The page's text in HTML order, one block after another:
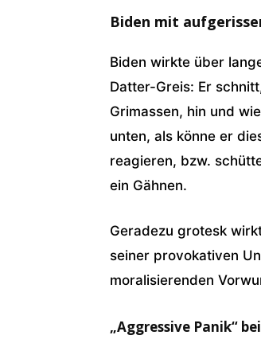
Biden mit
Biden wirkte über
Datter-Greis: Er
Grimassen, hin und
unten, als könne er
reagieren, bzw.
ein Gähnen.
Geradezu grotesk
seiner provokativen
moralisierenden
„Aggressive Panik“